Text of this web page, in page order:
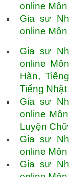
online
Gia sư
online
Gia sư
online
Hàn,
Tiếng
Gia sư
online
Luyện
Gia sư
online
Gia sư